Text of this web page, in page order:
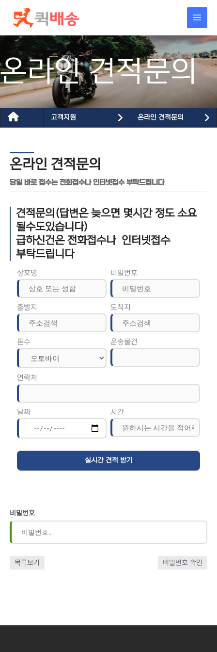
건너뛰기
온라인 견적문의
고객지원 온라인 견적문의
온라인 견적문의
당일 바로 접수는 전화접수나 인터넷접수 부탁드립니다
견적문의(답변은 늦으면 몇시간 정도 소요
될수도있습니다)
급하신건은 전화접수나 인터넷접수
부탁드립니다
상호명 비밀번호
출발지 도착지
톤수 운송물건
연락처
날짜 시간
비밀번호
목록보기 비밀번호 확인